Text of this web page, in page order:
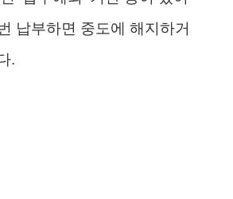
납부하면 중도에 해지하거
.